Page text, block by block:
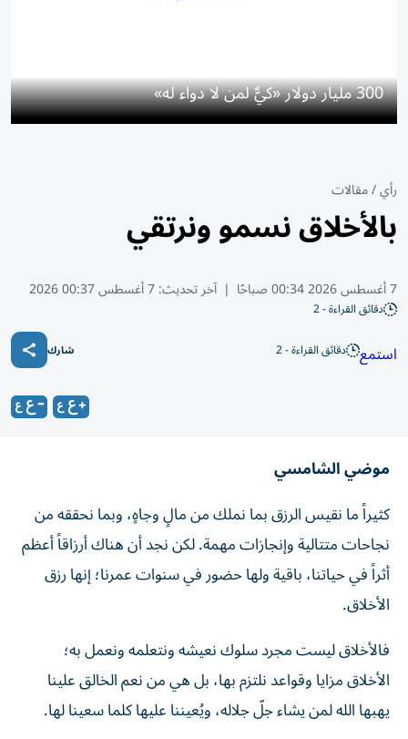
300 مليار دولار «كيٌّ لمن لا دواء له»
رأي/مقالات
بالأخلاق نسمو ونرتقي
7 أغسطس 2026 00:34 صباحًا | آخر تحديث:7 أغسطس 00:37 2026
دقائق القراءة - 2
استمع دقائق القراءة - 2 شارك
موضي الشامسي
كثيراً ما نقيس الرزق بما نملك من مالٍ وجاهٍ، وبما نحققه من
نجاحات متتالية وإنجازات مهمة. لكن نجد أن هناك أرزاقاً أعظم
أثراً في حياتنا، باقية ولها حضور في سنوات عمرنا؛ إنها رزق
الأخلاق.
فالأخلاق ليست مجرد سلوك نعيشه ونتعلمه ونعمل به؛
الأخلاق مزايا وقواعد نلتزم بها، بل هي من نعم الخالق علينا
يهبها الله لمن يشاء جلّ جلاله، ويُعيننا عليها كلما سعينا لها.